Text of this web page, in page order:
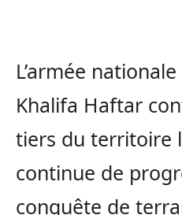
L’armée
Khalifa Haftar
tiers du territoire
continue de
conquête de